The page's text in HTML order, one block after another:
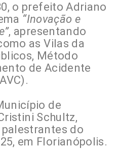
o prefeito Adriano
“Inovação e
, apresentando
as Vilas da
Método
de Acidente
de
Schultz,
do
em Florianópolis.